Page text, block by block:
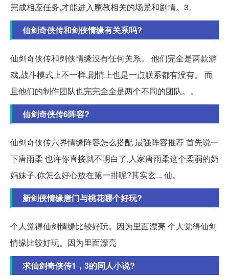
完成相应任务,才能进入魔教相关的场景和剧情。3。
仙剑奇侠传和剑侠情缘有关系吗?
仙剑奇侠传和剑侠情缘没有任何关系。 他们完全是两款游
戏,战斗模式上不一样,剧情上也是一点联系都有没有。 而
且他们的制作团队也完完全全是两个不同的团队。。
仙剑奇侠传6阵容?
仙剑奇侠传六界情缘阵容怎么搭配 最强阵容推荐 首先说一
下唐雨柔 也许你直接就不明白了,人家唐雨柔这个柔弱的奶
妈妹子,你怎么好心放在第一排呢?其实玄... 仙。
新剑侠情缘唐门与桃花哪个好玩?
个人觉得仙剑情缘比较好玩。因为里面漂亮 个人觉得仙剑
情缘比较好玩。因为里面漂亮
求仙剑奇侠传1，3的同人小说?